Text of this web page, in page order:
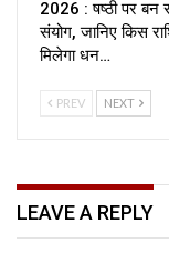
2026 : षष्ठी पर बन
संयोग, जानिए किस
मिलेगा धन…
PREV NEXT
LEAVE A REPLY